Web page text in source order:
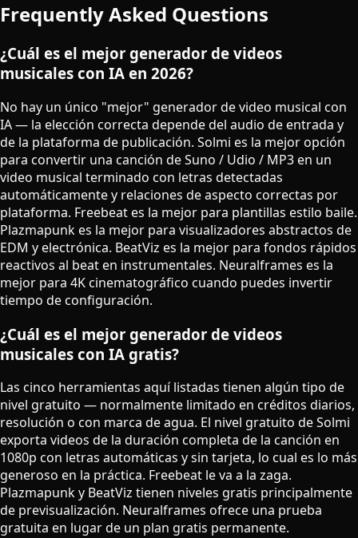
Frequently Asked Questions
¿Cuál es el mejor generador de videos
musicales con IA en 2026?
No hay un único "mejor" generador de video musical con
IA — la elección correcta depende del audio de entrada y
de la plataforma de publicación. Solmi es la mejor opción
para convertir una canción de Suno / Udio / MP3 en un
video musical terminado con letras detectadas
automáticamente y relaciones de aspecto correctas por
plataforma. Freebeat es la mejor para plantillas estilo baile.
Plazmapunk es la mejor para visualizadores abstractos de
EDM y electrónica. BeatViz es la mejor para fondos rápidos
reactivos al beat en instrumentales. Neuralframes es la
mejor para 4K cinematográfico cuando puedes invertir
tiempo de configuración.
¿Cuál es el mejor generador de videos
musicales con IA gratis?
Las cinco herramientas aquí listadas tienen algún tipo de
nivel gratuito — normalmente limitado en créditos diarios,
resolución o con marca de agua. El nivel gratuito de Solmi
exporta videos de la duración completa de la canción en
1080p con letras automáticas y sin tarjeta, lo cual es lo más
generoso en la práctica. Freebeat le va a la zaga.
Plazmapunk y BeatViz tienen niveles gratis principalmente
de previsualización. Neuralframes ofrece una prueba
gratuita en lugar de un plan gratis permanente.